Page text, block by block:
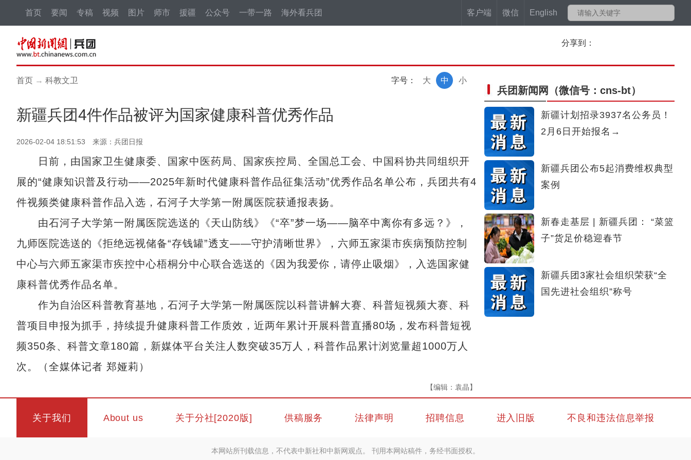
客户端 微信 English
首页 要闻 专稿 视频 图片 师市 援疆 公众号 一带一路 海外看兵团
分享到：
首页 → 科教文卫 字号： 小
中
大
新疆兵团4件作品被评为国家健康科普优秀作品
2026-02-04 18:51:53 来源：兵团日报
日前，由国家卫生健康委、国家中医药局、国家疾控局、全国总工会、中国科协共同组织开
展的“健康知识普及行动——2025年新时代健康科普作品征集活动”优秀作品名单公布，兵团共有4
件视频类健康科普作品入选，石河子大学第一附属医院获通报表扬。
由石河子大学第一附属医院选送的《天山防线》《“卒”梦一场——脑卒中离你有多远？》，
九师医院选送的《拒绝远视储备“存钱罐”透支——守护清晰世界》，六师五家渠市疾病预防控制
中心与六师五家渠市疾控中心梧桐分中心联合选送的《因为我爱你，请停止吸烟》，入选国家健
康科普优秀作品名单。
作为自治区科普教育基地，石河子大学第一附属医院以科普讲解大赛、科普短视频大赛、科
普项目申报为抓手，持续提升健康科普工作质效，近两年累计开展科普直播80场，发布科普短视
频350条、科普文章180篇，新媒体平台关注人数突破35万人，科普作品累计浏览量超1000万人
次。（全媒体记者 郑娅莉）
【编辑：袁晶】
兵团新闻网 （微信号：cns-bt）
新疆计划招录3937名公务员！
2月6日开始报名→
新疆兵团公布5起消费维权典型
案例
新春走基层 | 新疆兵团： “菜篮
子”货足价稳迎春节
新疆兵团3家社会组织荣获“全
国先进社会组织”称号
关于我们 About us 关于分社[2020版] 供稿服务 法律声明 招聘信息 进入旧版 不良和违法信息举报
本网站所刊载信息，不代表中新社和中新网观点。 刊用本网站稿件，务经书面授权。